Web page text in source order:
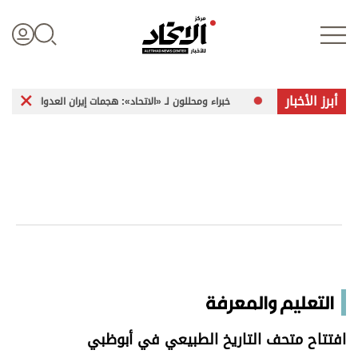
علوم الدار
اقتصاد
أبرز الأخبارخبراء ومحللون لـ «الاتحاد»: هجمات إيران العدوانية تشكل تهديداً متزايداً
التعليم والمعرفة
افتتاح متحف التاريخ الطبيعي في أبوظبي